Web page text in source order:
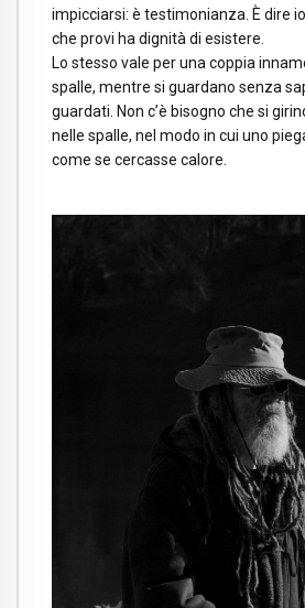
impicciarsi: è testimonianza. È dire io
che provi ha dignità di esistere.
Lo stesso vale per una coppia
spalle, mentre si guardano senza
guardati. Non c’è bisogno che si
nelle spalle, nel modo in cui uno
come se cercasse calore.